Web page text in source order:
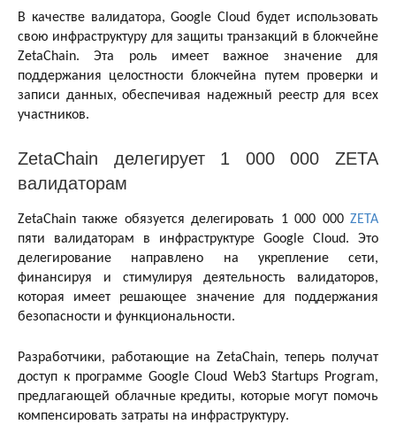
В качестве валидатора, Google Cloud будет использовать
свою инфраструктуру для защиты транзакций в блокчейне
ZetaChain. Эта роль имеет важное значение для
поддержания целостности блокчейна путем проверки и
записи данных, обеспечивая надежный реестр для всех
участников.
ZetaChain делегирует 1 000 000 ZETA
валидаторам
ZetaChain также обязуется делегировать 1 000 000 ZETA
пяти валидаторам в инфраструктуре Google Cloud. Это
делегирование направлено на укрепление сети,
финансируя и стимулируя деятельность валидаторов,
которая имеет решающее значение для поддержания
безопасности и функциональности.
Разработчики, работающие на ZetaChain, теперь получат
доступ к программе Google Cloud Web3 Startups Program,
предлагающей облачные кредиты, которые могут помочь
компенсировать затраты на инфраструктуру.